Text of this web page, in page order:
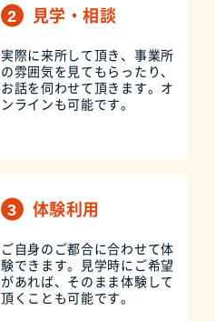
見学・相談
実際に来所して頂き、事業所
の雰囲気を見てもらったり、
お話を伺わせて頂きます。オ
ンラインも可能です。
体験利用
ご自身のご都合に合わせて体
験できます。見学時にご希望
があれば、そのまま体験して
頂くことも可能です。